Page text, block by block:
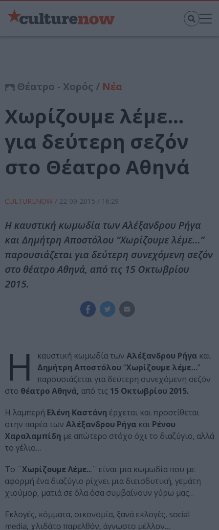
Θέατρο - Χορός / Νέα
Χωρίζουμε λέμε…
για δεύτερη σεζόν
στο Θέατρο Αθηνά
CULTURENOW / 22-09-2015 / 16:29
Η καυστική κωμωδία των Αλέξανδρου Ρήγα
και Δημήτρη Αποστόλου “Χωρίζουμε λέμε…”
παρουσιάζεται για δεύτερη συνεχόμενη σεζόν
στο θέατρο Αθηνά, από τις 15 Οκτωβρίου
2015.
Η καυστική κωμωδία των Αλέξανδρου Ρήγα και
Δημήτρη Αποστόλου “Χωρίζουμε λέμε…”
παρουσιάζεται για δεύτερη συνεχόμενη σεζόν
στο θέατρο Αθηνά, από τις 15 Οκτωβρίου 2015.
Η λαμπερή Ελένη Καστάνη έρχεται και προστίθεται
στην παρέα των Αλέξανδρου Ρήγα και Ρένου
Χαραλαμπίδη με απώτερο στόχο όχι το διαζύγιο, αλλά
το γέλιο…
Το ¨Χωρίζουμε Λέμε...¨ είναι μια κωμωδία που με
αφορμή ένα διαζύγιο ρίχνει μια διεισδυτική, γεμάτη
χιούμορ, ματιά σε όλα όσα συμβαίνουν γύρω μας…
Εκλογές, κόμματα, οικονομία, ξανά εκλογές, social
media, χλιδάτο παρελθόν, άγνωστο μέλλον…